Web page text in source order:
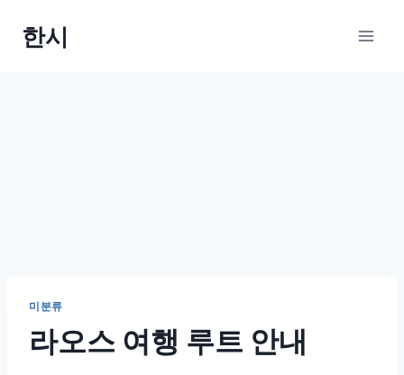
한시
미분류
라오스 여행 루트 안내